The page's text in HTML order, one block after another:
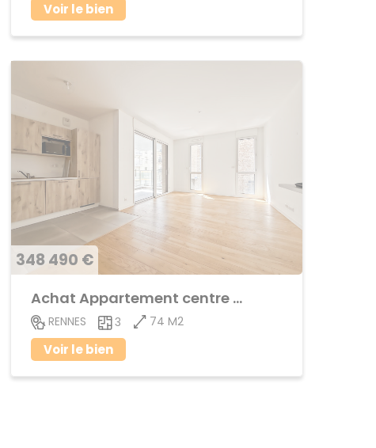
Voir le bien
348 490 €
Achat Appartement centre ville
RENNES 3 74 M2
Voir le bien